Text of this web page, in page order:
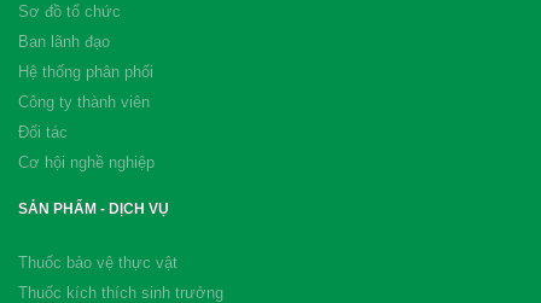
Sơ đồ tổ chức
Ban lãnh đạo
Hệ thống phân phối
Công ty thành viên
Đối tác
Cơ hội nghề nghiệp
SẢN PHẨM - DỊCH VỤ
Thuốc bảo vệ thực vật
Thuốc kích thích sinh trưởng